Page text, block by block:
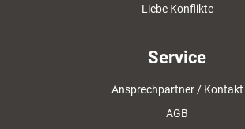
Liebe Konflikte
Service
Ansprechpartner / Kontakt
AGB